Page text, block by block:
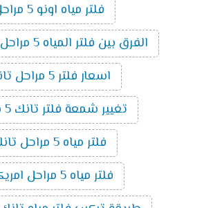
فلتر مياه اونو 5 مراحل
الفرق بين فلتر المياه 5 مراحل و7 مراحل
اسعار فلتر 5 مراحل تانك
تغيير شمعة فلتر تانك 5 مراحل
فلتر مياه 5 مراحل تانك
فلتر مياه 5 مراحل امريكى